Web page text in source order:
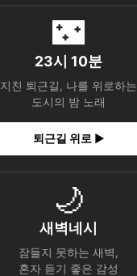
🌃
23시 10분
지친 퇴근길, 나를 위로하는
도시의 밤 노래
퇴근길 위로 ▶
🌙
새벽네시
잠들지 못하는 새벽,
혼자 듣기 좋은 감성